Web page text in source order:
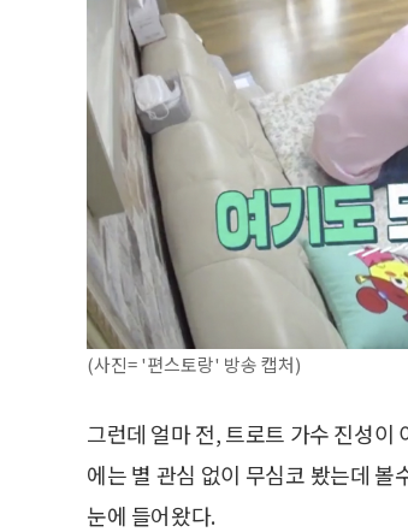
(사진= '편스토랑' 방송 캡처)
그런데 얼마 전, 트로트 가수 진성이
에는 별 관심 없이 무심코 봤는데 볼
눈에 들어왔다.